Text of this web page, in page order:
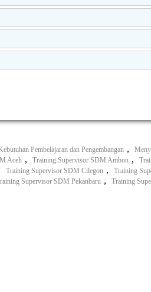
Pembelajaran dan Pengembangan ,
Aceh , Training Supervisor SDM Ambon ,
Training Supervisor SDM Cilegon , Training
Supervisor SDM Pekanbaru , Training